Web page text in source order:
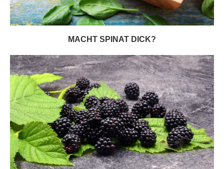
MACHT SPINAT DICK?